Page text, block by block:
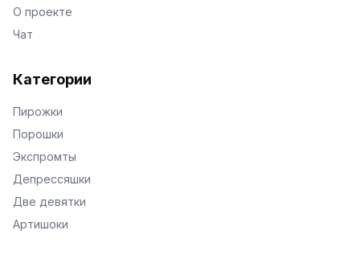
О проекте
Чат
Категории
Пирожки
Порошки
Экспромты
Депрессяшки
Две девятки
Артишоки